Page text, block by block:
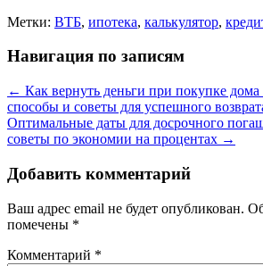
Метки: ВТБ, ипотека, калькулятор,
Навигация по записям
← Как вернуть деньги при покупке
способы и советы для успешного
Оптимальные даты для досрочного
советы по экономии на процентах →
Добавить комментарий
Ваш адрес email не будет опубликован.
помечены *
Комментарий *